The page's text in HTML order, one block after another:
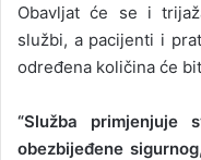
Obavljat će se i
službi, a pacijenti i
određena količina će
“Služba primjenjuje
obezbijeđene